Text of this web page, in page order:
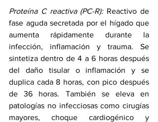
Proteína C reactiva (PC-R): Reactivo de
fase aguda secretada por el hígado que
aumenta rápidamente durante la
infección, inflamación y trauma. Se
sintetiza dentro de 4 a 6 horas después
del daño tisular o inflamación y se
duplica cada 8 horas, con pico después
de 36 horas. También se eleva en
patologías no infecciosas como cirugías
mayores, choque cardiogénico y